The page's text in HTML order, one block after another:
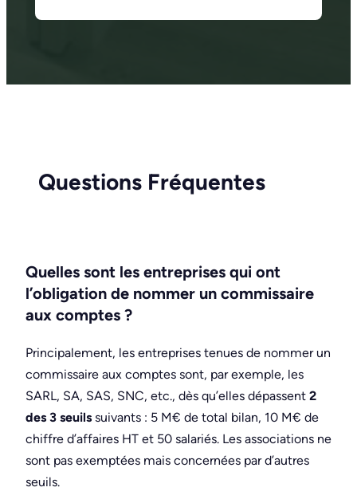
Questions Fréquentes
Quelles sont les entreprises qui ont
l’obligation de nommer un commissaire
aux comptes ?
Principalement, les entreprises tenues de nommer un
commissaire aux comptes sont, par exemple, les
SARL, SA, SAS, SNC, etc., dès qu’elles dépassent 2
des 3 seuils suivants : 5 M€ de total bilan, 10 M€ de
chiffre d’affaires HT et 50 salariés. Les associations ne
sont pas exemptées mais concernées par d’autres
seuils.